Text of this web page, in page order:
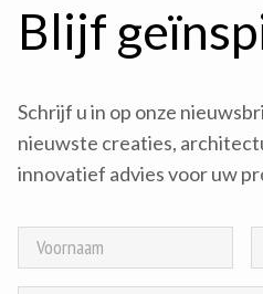
Blijf
Schrijf u in op onze
nieuwste creaties,
innovatief advies voor uw